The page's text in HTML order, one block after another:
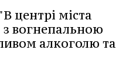
міста
вогнепальною
алкоголю та